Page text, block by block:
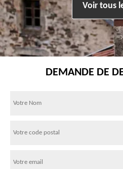
Voir tous
DEMANDE DE